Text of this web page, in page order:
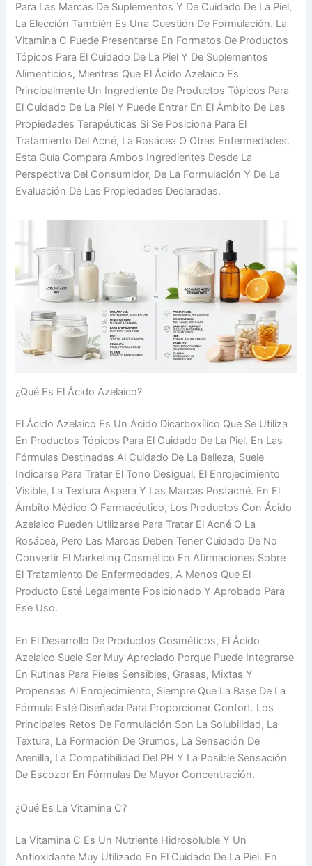
Para Las Marcas De Suplementos Y De Cuidado De La Piel,
La Elección También Es Una Cuestión De Formulación. La
Vitamina C Puede Presentarse En Formatos De Productos
Tópicos Para El Cuidado De La Piel Y De Suplementos
Alimenticios, Mientras Que El Ácido Azelaico Es
Principalmente Un Ingrediente De Productos Tópicos Para
El Cuidado De La Piel Y Puede Entrar En El Ámbito De Las
Propiedades Terapéuticas Si Se Posiciona Para El
Tratamiento Del Acné, La Rosácea O Otras Enfermedades.
Esta Guía Compara Ambos Ingredientes Desde La
Perspectiva Del Consumidor, De La Formulación Y De La
Evaluación De Las Propiedades Declaradas.
¿Qué Es El Ácido Azelaico?
El Ácido Azelaico Es Un Ácido Dicarboxílico Que Se Utiliza
En Productos Tópicos Para El Cuidado De La Piel. En Las
Fórmulas Destinadas Al Cuidado De La Belleza, Suele
Indicarse Para Tratar El Tono Desigual, El Enrojecimiento
Visible, La Textura Áspera Y Las Marcas Postacné. En El
Ámbito Médico O Farmacéutico, Los Productos Con Ácido
Azelaico Pueden Utilizarse Para Tratar El Acné O La
Rosácea, Pero Las Marcas Deben Tener Cuidado De No
Convertir El Marketing Cosmético En Afirmaciones Sobre
El Tratamiento De Enfermedades, A Menos Que El
Producto Esté Legalmente Posicionado Y Aprobado Para
Ese Uso.
En El Desarrollo De Productos Cosméticos, El Ácido
Azelaico Suele Ser Muy Apreciado Porque Puede Integrarse
En Rutinas Para Pieles Sensibles, Grasas, Mixtas Y
Propensas Al Enrojecimiento, Siempre Que La Base De La
Fórmula Esté Diseñada Para Proporcionar Confort. Los
Principales Retos De Formulación Son La Solubilidad, La
Textura, La Formación De Grumos, La Sensación De
Arenilla, La Compatibilidad Del PH Y La Posible Sensación
De Escozor En Fórmulas De Mayor Concentración.
¿Qué Es La Vitamina C?
La Vitamina C Es Un Nutriente Hidrosoluble Y Un
Antioxidante Muy Utilizado En El Cuidado De La Piel. En